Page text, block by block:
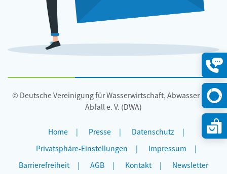
© Deutsche Vereinigung für Wasserwirtschaft, Abwasser und
Abfall e. V. (DWA)
Home Presse
Datenschutz
Privatsphäre-Einstellungen
Impressum
Barrierefreiheit
AGB Kontakt Newsletter